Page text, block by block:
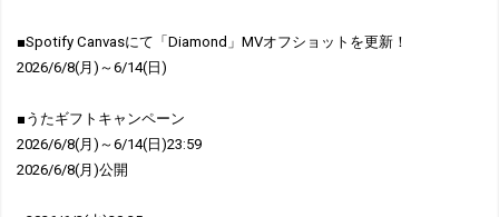
■Spotify Canvasにて「Diamond」MVオフショットを更新！
2026/6/8(月)～6/14(日)
■うたギフトキャンペーン
2026/6/8(月)～6/14(日)23:59
2026/6/8(月)公開